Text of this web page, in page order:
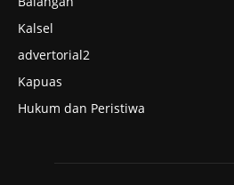
Kalsel
advertorial2
Kapuas
Hukum dan Peristiwa